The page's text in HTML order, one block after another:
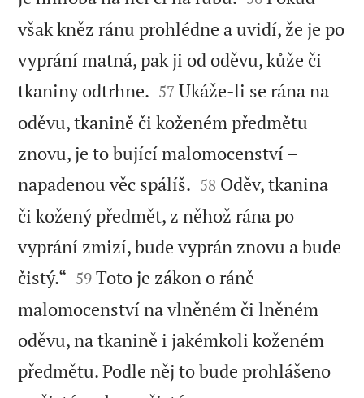
však kněz ránu prohlédne a uvidí, že je po
vyprání matná, pak ji od oděvu, kůže či
tkaniny odtrhne. 

57 Ukáže-li se rána na
oděvu, tkanině či koženém předmětu
znovu, je to bující malomocenství –
napadenou věc spálíš. 

58 Oděv, tkanina
či kožený předmět, z něhož rána po
vyprání zmizí, bude vyprán znovu a bude
čistý.“ 

59 Toto je zákon o ráně
malomocenství na vlněném či lněném
oděvu, na tkanině i jakémkoli koženém
předmětu. Podle něj to bude prohlášeno